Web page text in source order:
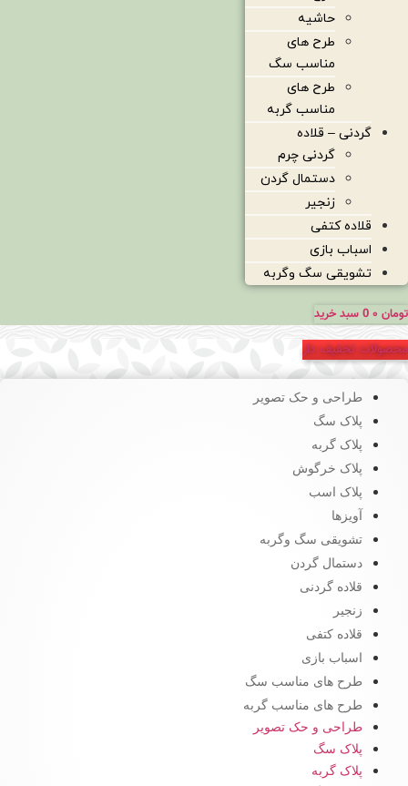
حاشیه
طرح های
مناسب سگ
طرح های
مناسب گربه
گردنی – قلاده
گردنی چرم
دستمال گردن
زنجیر
قلاده کتفی
اسباب بازی
تشویقی سگ وگربه
تومان 0 سبد خرید
محصولات تخفیف دار
طراحی و حک تصویر
پلاک سگ
پلاک گربه
پلاک خرگوش
پلاک اسب
آویزها
تشویقی سگ وگربه
دستمال گردن
قلاده گردنی
زنجیر
قلاده کتفی
اسباب بازی
طرح های مناسب سگ
طرح های مناسب گربه
طراحی و حک تصویر
پلاک سگ
پلاک گربه